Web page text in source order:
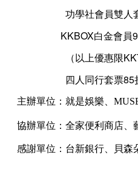
功學社會員雙人套
KKBOX白金會員9
（以上優惠限
四人同行套票85折（
主辦單位：就是娛樂、
協辦單位：全家便利商店
感謝單位：台新銀行、貝森